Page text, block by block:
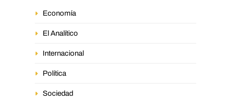
Economía
El Analítico
Internacional
Política
Sociedad